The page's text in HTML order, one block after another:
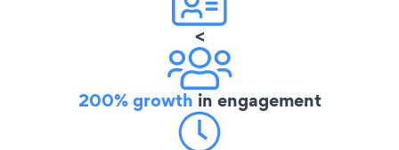
<
200% growth in engagement